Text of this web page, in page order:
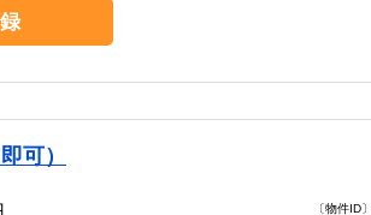
可）
〔物件ID